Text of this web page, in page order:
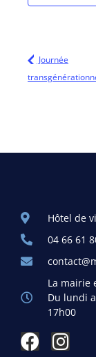
Journée
Hôtel de
04 66 61
La mairie
Du lundi
17h00